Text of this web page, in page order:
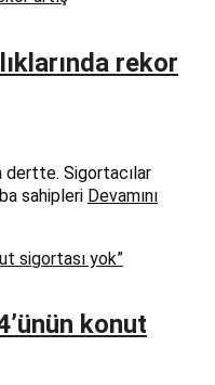
rekor
dertte. Sigortacılar
sahipleri Devamını
konut